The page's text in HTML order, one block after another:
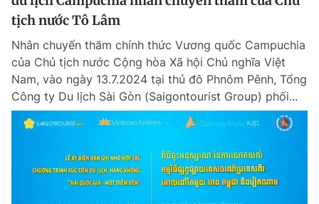
tịch nước Tô Lâm
Nhân chuyến thăm chính thức Vương quốc Campuchia
của Chủ tịch nước Cộng hòa Xã hội Chủ nghĩa Việt
Nam, vào ngày 13.7.2024 tại thủ đô Phnôm Pênh, Tổng
Công ty Du lịch Sài Gòn (Saigontourist Group) phối...